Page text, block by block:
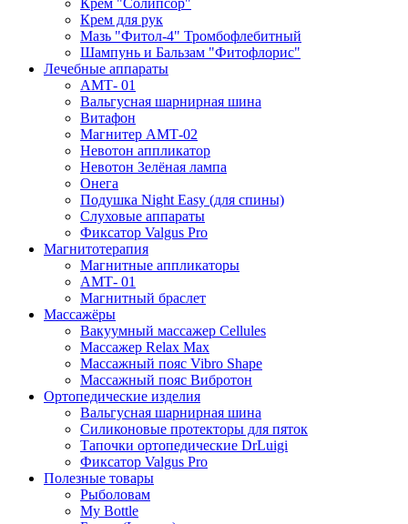
Крем "Солипсор"
Крем для рук
Мазь "Фитол-4" Тромбофлебитный
Шампунь и Бальзам "Фитофлорис"
Лечебные аппараты
АМТ- 01
Вальгусная шарнирная шина
Витафон
Магнитер АМТ-02
Невотон аппликатор
Невотон Зелёная лампа
Онега
Подушка Night Easy (для спины)
Слуховые аппараты
Фиксатор Valgus Pro
Магнитотерапия
Магнитные аппликаторы
АМТ- 01
Магнитный браслет
Массажёры
Вакуумный массажер Cellules
Массажер Relax Max
Массажный пояс Vibro Shape
Массажный пояс Вибротон
Ортопедические изделия
Вальгусная шарнирная шина
Силиконовые протекторы для пяток
Тапочки ортопедические DrLuigi
Фиксатор Valgus Pro
Полезные товары
Рыболовам
My Bottle